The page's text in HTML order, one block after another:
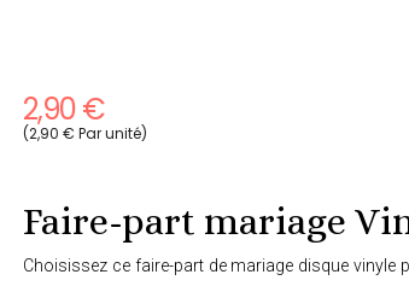
2,90 €
(2,90 € Par unité)
Faire-part mariage
Choisissez ce faire-part de mariage disque